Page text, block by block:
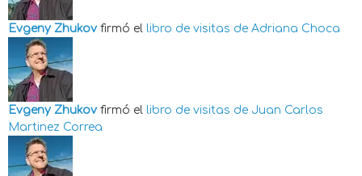
Evgeny Zhukov firmó el libro de visitas de Adriana Choca
Evgeny Zhukov firmó el libro de visitas de Juan Carlos
Martinez Correa